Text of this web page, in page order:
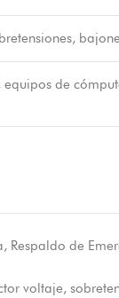
equipos de
, Respaldo de
voltaje,